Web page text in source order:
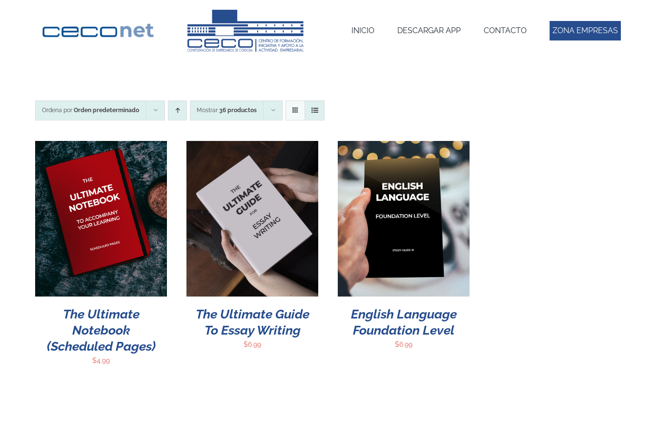
INICIO DESCARGAR APP CONTACTO ZONA EMPRESAS
Ordena por Orden predeterminado Mostrar 36 productos
The Ultimate
Notebook
(Scheduled Pages)
$4.99
Rated
5.00
ADD TO CART DETALLES
The Ultimate Guide
To Essay Writing
$6.99
Rated5.00
out of 5
ADD TO CART / DETALLES
English Language
Foundation Level
$6.99